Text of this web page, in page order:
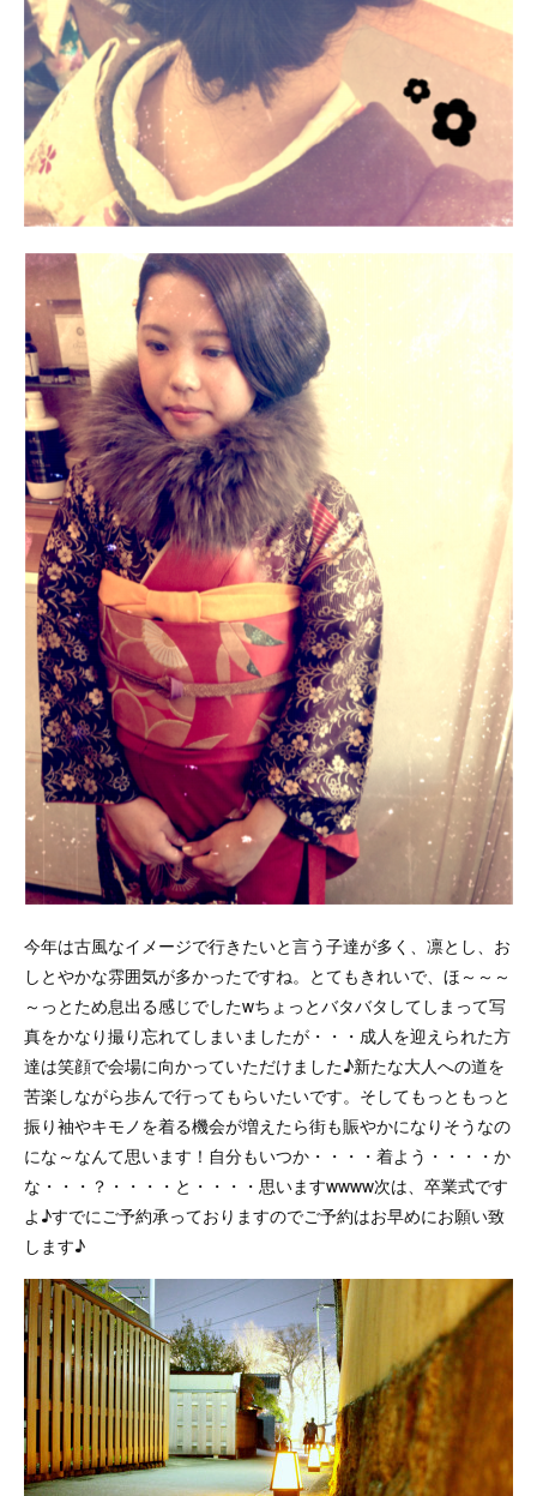
今年は古風なイメージで行きたいと言う子達が多く、凛とし、お
しとやかな雰囲気が多かったですね。とてもきれいで、ほ～～～
～っとため息出る感じでしたwちょっとバタバタしてしまって写
真をかなり撮り忘れてしまいましたが・・・成人を迎えられた方
達は笑顔で会場に向かっていただけました♪新たな大人への道を
苦楽しながら歩んで行ってもらいたいです。そしてもっともっと
振り袖やキモノを着る機会が増えたら街も賑やかになりそうなの
にな～なんて思います！自分もいつか・・・・着よう・・・・か
な・・・？・・・・と・・・・思いますwwww次は、卒業式です
よ♪すでにご予約承っておりますのでご予約はお早めにお願い致
します♪